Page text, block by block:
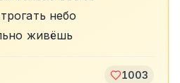
небо
живёшь
1003